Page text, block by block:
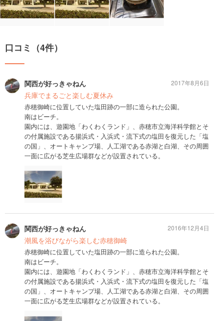
口コミ（4件）
関西が好っきゃねん
兵庫でまるごと楽しむ夏休み
赤穂御崎に位置していた塩田跡の一部に造られた公園。
南はビーチ。
園内には、遊園地「わくわくランド」、赤穂市立海洋科学館とそ
の付属施設である揚浜式・入浜式・流下式の塩田を復元した「塩
の国」、オートキャンプ場、人工湖である赤湖と白湖、その周囲
一面に広がる芝生広場群などが設置されている。
2017年8月6日
関西が好っきゃねん
潮風を浴びながら楽しむ赤穂御崎
赤穂御崎に位置していた塩田跡の一部に造られた公園。
南はビーチ。
園内には、遊園地「わくわくランド」、赤穂市立海洋科学館とそ
の付属施設である揚浜式・入浜式・流下式の塩田を復元した「塩
の国」、オートキャンプ場、人工湖である赤湖と白湖、その周囲
一面に広がる芝生広場群などが設置されている。
2016年12月4日